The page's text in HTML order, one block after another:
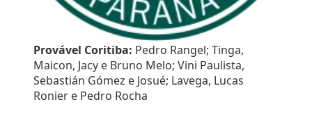
Provável Coritiba: Pedro Rangel; Tinga,
Maicon, Jacy e Bruno Melo; Vini Paulista,
Sebastián Gómez e Josué; Lavega, Lucas
Ronier e Pedro Rocha